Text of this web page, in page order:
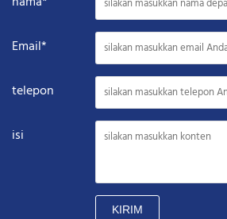
Email*
telepon
isi
KIRIM